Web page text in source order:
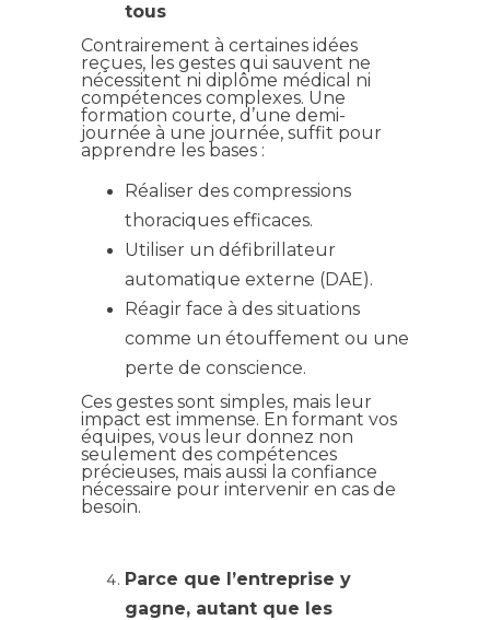
tous
Contrairement à certaines idées
reçues, les gestes qui sauvent ne
nécessitent ni diplôme médical ni
compétences complexes. Une
formation courte, d’une demi-
journée à une journée, suffit pour
apprendre les bases :
Réaliser des compressions
thoraciques efficaces.
Utiliser un défibrillateur
automatique externe (DAE).
Réagir face à des situations
comme un étouffement ou une
perte de conscience.
Ces gestes sont simples, mais leur
impact est immense. En formant vos
équipes, vous leur donnez non
seulement des compétences
précieuses, mais aussi la confiance
nécessaire pour intervenir en cas de
besoin.
Parce que l’entreprise y
gagne, autant que les